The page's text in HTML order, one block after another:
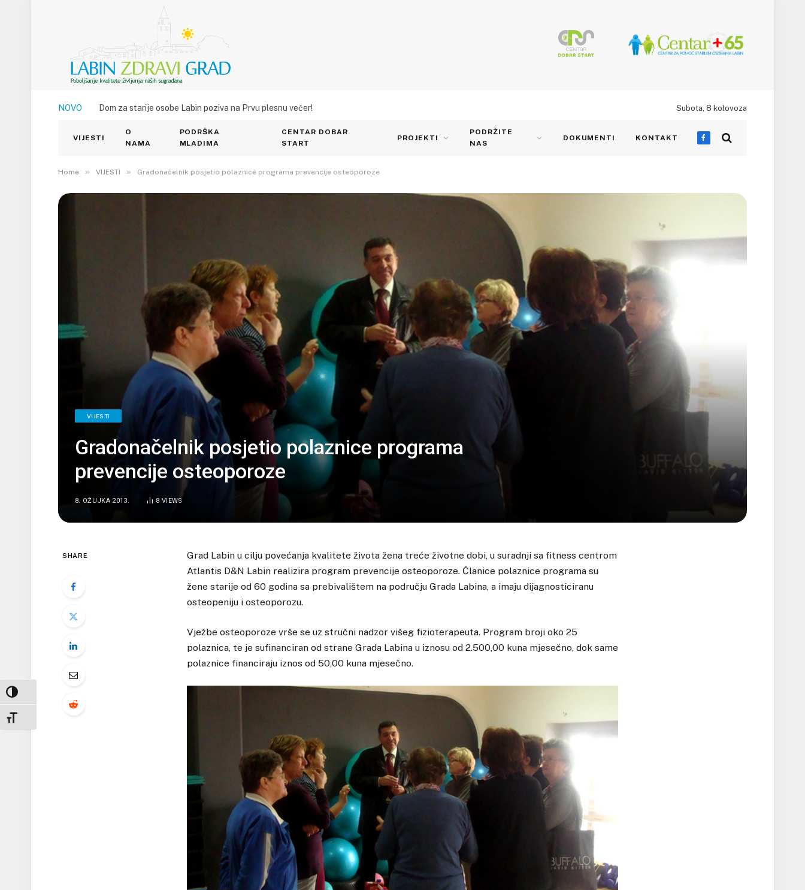
UKLJUČI / ISKLJUČI VISOKI KONTRAST
UKLJUČI / ISKLJUČI VELIČINU FONTA
NOVO Dom za starije osobe Labin poziva na Prvu plesnu večer! Subota, 8 kolovoza
VIJESTI
O
NAMA
PODRŠKA
MLADIMA
CENTAR DOBAR
START
PROJEKTI
PODRŽITE
NAS
DOKUMENTI KONTAKT
Facebook
Home » VIJESTI » Gradonačelnik posjetio polaznice programa prevencije osteoporoze
VIJESTI
Gradonačelnik posjetio polaznice programa
prevencije osteoporoze
8. OŽUJKA 2013. 8 VIEWS
SHARE
Grad Labin u cilju povećanja kvalitete života žena treće životne dobi, u suradnji sa fitness centrom
Atlantis D&N Labin realizira program prevencije osteoporoze. Članice polaznice programa su
žene starije od 60 godina sa prebivalištem na području Grada Labina, a imaju dijagnosticiranu
osteopeniju i osteoporozu.
Vježbe osteoporoze vrše se uz stručni nadzor višeg fizioterapeuta. Program broji oko 25
polaznica, te je sufinanciran od strane Grada Labina u iznosu od 2.500,00 kuna mjesečno, dok same
polaznice financiraju iznos od 50,00 kuna mjesečno.